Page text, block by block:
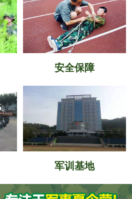
安全保障
军训基地